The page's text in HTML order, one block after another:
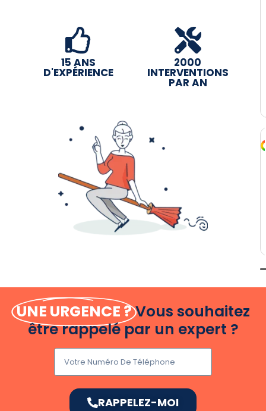
15 ANS
D'EXPÉRIENCE
2000
INTERVENTIONS
PAR AN
UNE URGENCE ?Vous souhaitez
être rappelé par un expert ?
RAPPELEZ-MOI